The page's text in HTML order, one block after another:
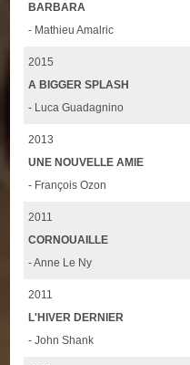
BARBARA
- Mathieu Amalric
2015
A BIGGER SPLASH
- Luca Guadagnino
2013
UNE NOUVELLE AMIE
- François Ozon
2011
CORNOUAILLE
- Anne Le Ny
2011
L'HIVER DERNIER
- John Shank